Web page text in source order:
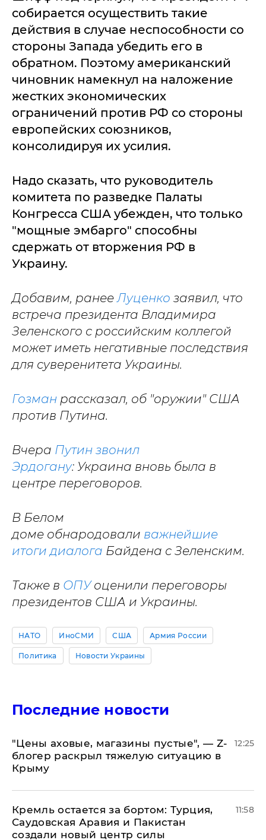
собирается осуществить такие
действия в случае неспособности со
стороны Запада убедить его в
обратном. Поэтому американский
чиновник намекнул на наложение
жестких экономических
ограничений против РФ со стороны
европейских союзников,
консолидируя их усилия.
Надо сказать, что руководитель
комитета по разведке Палаты
Конгресса США убежден, что только
"мощные эмбарго" способны
сдержать от вторжения РФ в
Украину.
Добавим, ранееЛуценко заявил, что
встреча президента Владимира
Зеленского с российским коллегой
может иметь негативные последствия
для суверенитета Украины.
Гозман рассказал, об "оружии" США
против Путина.
Вчера Путин звонил
Эрдогану: Украина вновь была в
центре переговоров.
В Белом
доме обнародовали важнейшие
итоги диалога Байдена с Зеленским.
Также в ОПУоценили переговоры
президентов США и Украины.
НАТО ИноСМИ США Армия России
Политика Новости Украины
Последние новости
​"Цены аховые, магазины пустые", — Z-
блогер раскрыл тяжелую ситуацию в
Крыму
12:25
​Кремль остается за бортом: Турция,
Саудовская Аравия и Пакистан
создали новый центр силы
11:58